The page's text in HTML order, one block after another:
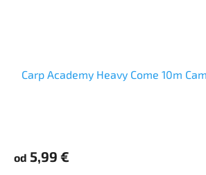
Carp Academy Heavy Come 10m
od 5,99 €